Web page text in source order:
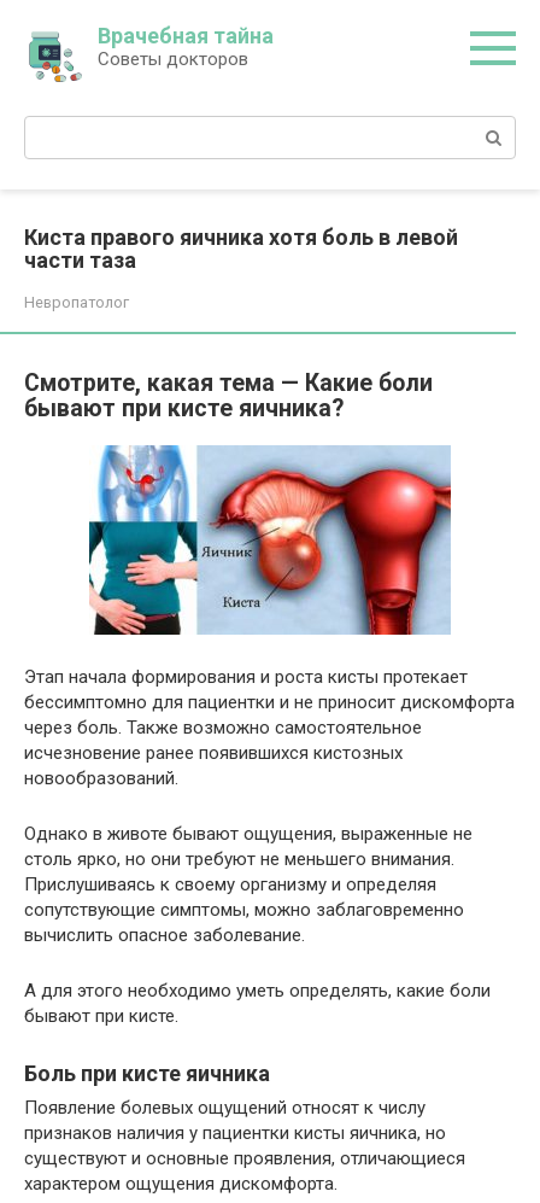
контенту
Врачебная тайна
Советы докторов
Поиск:
Киста правого яичника хотя боль в левой
части таза
Невропатолог
Смотрите, какая тема — Какие боли
бывают при кисте яичника?
Этап начала формирования и роста кисты протекает
бессимптомно для пациентки и не приносит дискомфорта
через боль. Также возможно самостоятельное
исчезновение ранее появившихся кистозных
новообразований.
Однако в животе бывают ощущения, выраженные не
столь ярко, но они требуют не меньшего внимания.
Прислушиваясь к своему организму и определяя
сопутствующие симптомы, можно заблаговременно
вычислить опасное заболевание.
А для этого необходимо уметь определять, какие боли
бывают при кисте.
Боль при кисте яичника
Появление болевых ощущений относят к числу
признаков наличия у пациентки кисты яичника, но
существуют и основные проявления, отличающиеся
характером ощущения дискомфорта.